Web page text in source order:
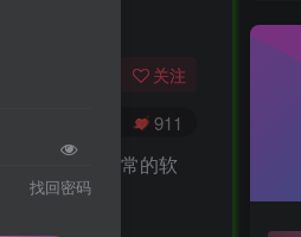
关注
911
控一切有异常的软
找回密码